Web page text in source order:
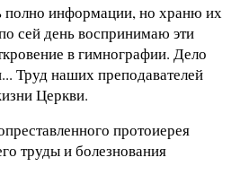
полно информации, но храню их
сей день воспринимаю эти
в гимнографии. Дело
Труд наших преподавателей
Церкви.
протоиерея
труды и болезнования